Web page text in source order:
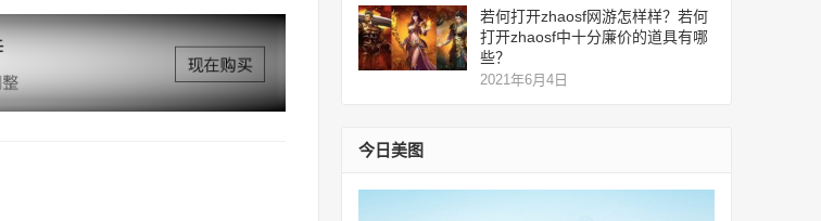
若何打开zhaosf网游怎样样？若何
打开zhaosf中十分廉价的道具有哪
些？
2021年6月4日
今日美图